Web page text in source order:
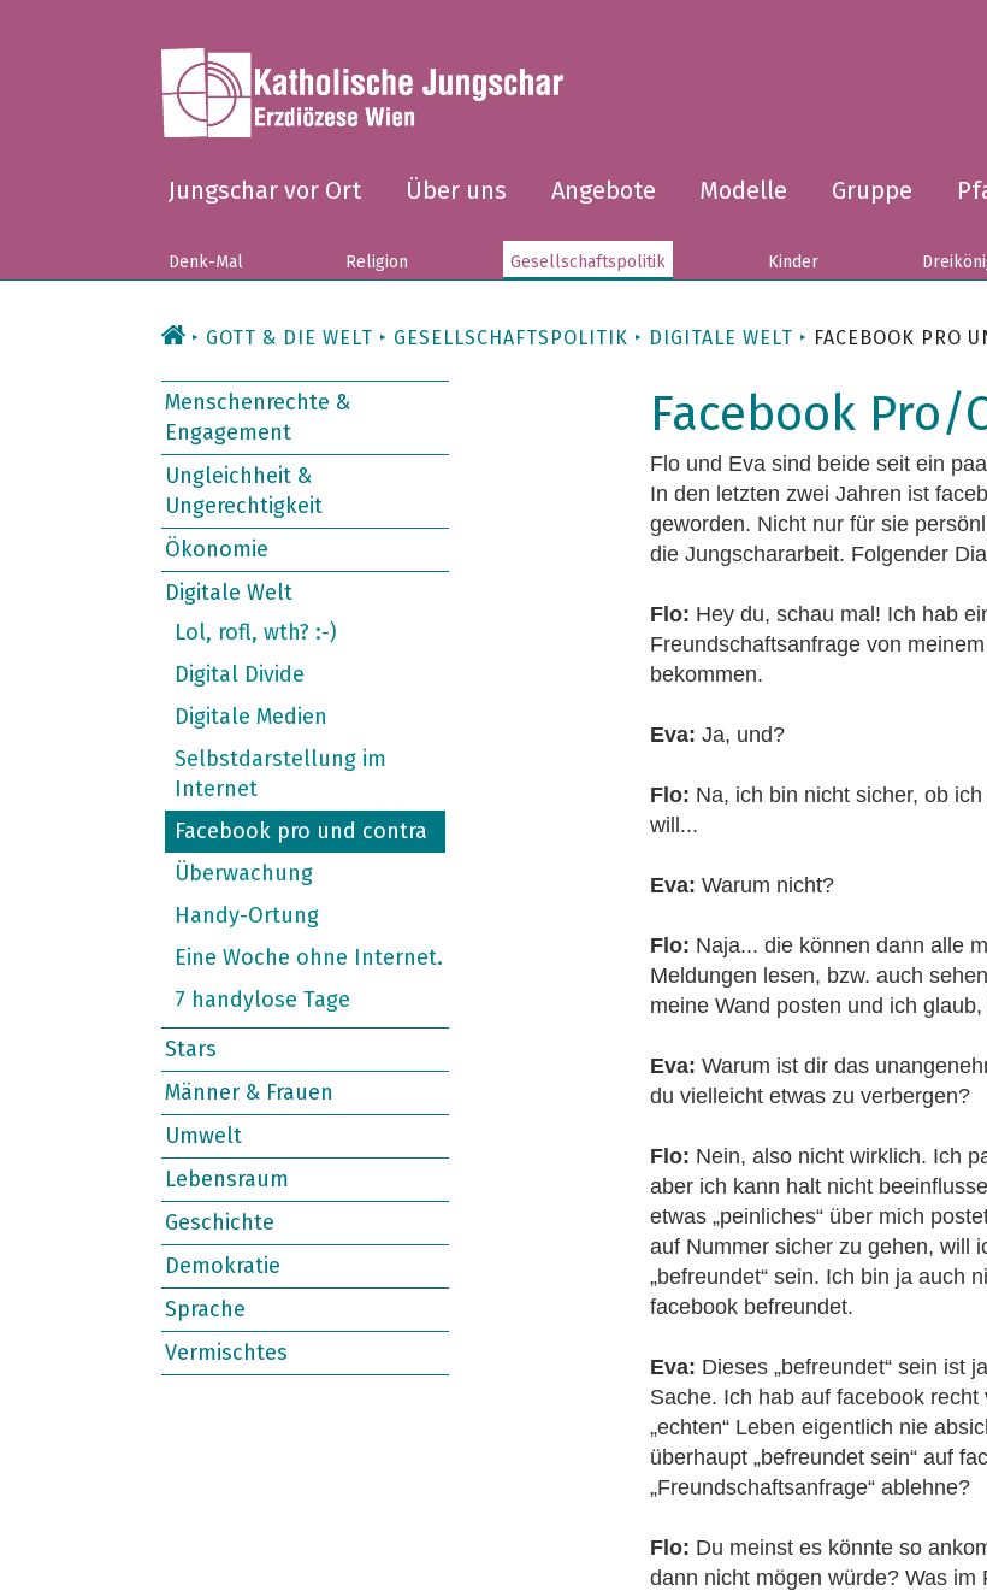
Jungschar vor Ort Über uns Angebote Modelle Gruppe
Denk-Mal Religion Gesellschaftspolitik Kinder
GOTT & DIE WELT GESELLSCHAFTSPOLITIK DIGITALE WELT FACEBOOK PRO
Menschenrechte &
Engagement
Ungleichheit &
Ungerechtigkeit
Ökonomie
Digitale Welt
Lol, rofl, wth? :-)
Digital Divide
Digitale Medien
Selbstdarstellung im
Internet
Facebook pro und contra
Überwachung
Handy-Ortung
Eine Woche ohne Internet.
7 handylose Tage
Stars
Männer & Frauen
Umwelt
Lebensraum
Geschichte
Demokratie
Sprache
Vermischtes
Facebook Pro/
Flo und Eva sind beide seit ein
In den letzten zwei Jahren ist
geworden. Nicht nur für sie
die Jungschararbeit. Folgender
Flo: Hey du, schau mal! Ich hab
Freundschaftsanfrage von
bekommen.
Eva: Ja, und?
Flo: Na, ich bin nicht sicher, ob
will...
Eva: Warum nicht?
Flo: Naja... die können dann alle
Meldungen lesen, bzw. auch
meine Wand posten und ich
Eva: Warum ist dir das
du vielleicht etwas zu verbergen?
Flo: Nein, also nicht wirklich. Ich
aber ich kann halt nicht
etwas „peinliches“ über mich
auf Nummer sicher zu gehen, will
„befreundet“ sein. Ich bin ja auch
facebook befreundet.
Eva: Dieses „befreundet“ sein ist
Sache. Ich hab auf facebook recht
„echten“ Leben eigentlich nie
überhaupt „befreundet sein“ auf
„Freundschaftsanfrage“ ablehne?
Flo: Du meinst es könnte so
dann nicht mögen würde? Was